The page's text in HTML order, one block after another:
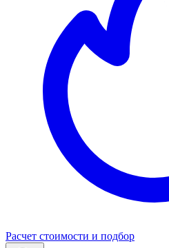
Расчет стоимости и подбор